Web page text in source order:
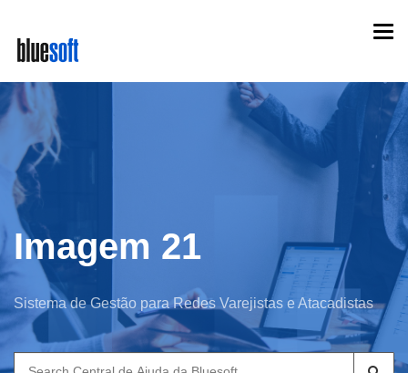
main
content
Imagem 21
Sistema de Gestão para Redes Varejistas e Atacadistas
Search